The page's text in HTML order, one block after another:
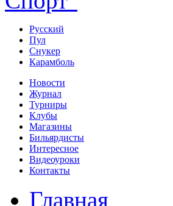
Русский
Пул
Снукер
Карамболь
Новости
Журнал
Турниры
Клубы
Магазины
Бильярдисты
Интересное
Видеоуроки
Контакты
Главная